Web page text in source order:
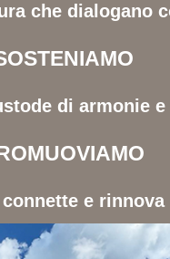
che dialogano
di armonie
e